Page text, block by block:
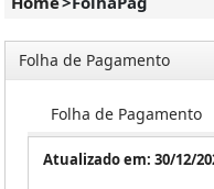
Folha de Pagamento
Folha de Pagamento
Atualizado em: 30/12/